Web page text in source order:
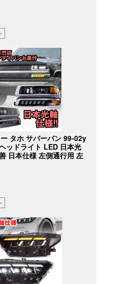
タホ サバーバン 99-02y
ッドライト LED 日本光
日本仕様 左側通行用 左